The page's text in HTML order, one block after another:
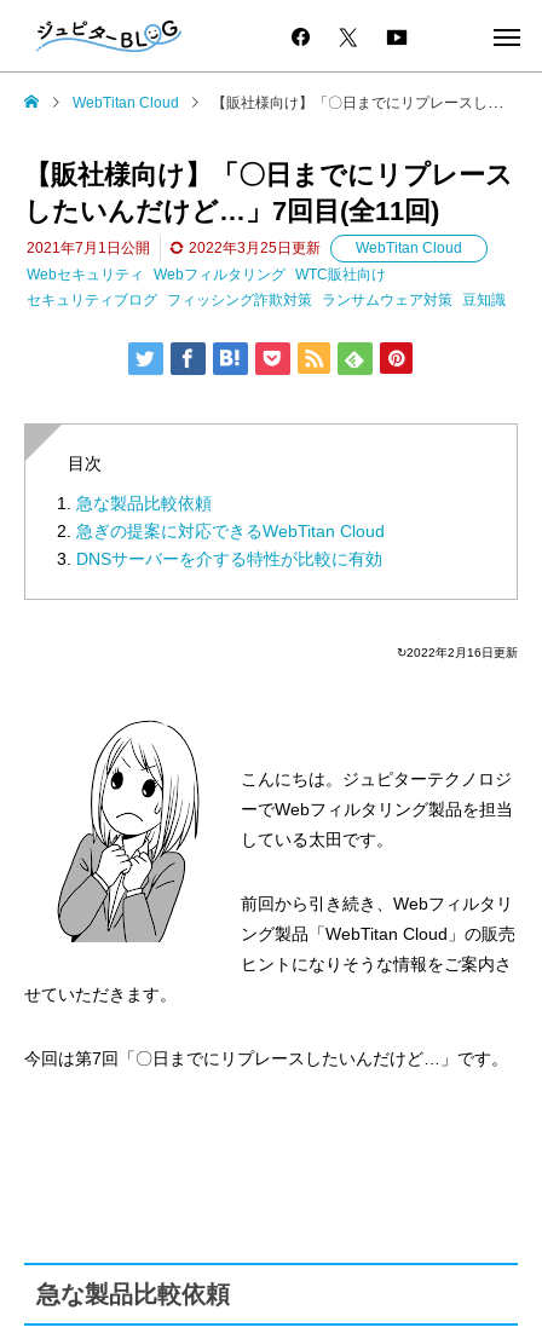
WebTitan Cloud 【販社様向け】「〇日までにリプレースしたいんだけど…」7回目(全11回)
【販社様向け】「〇日までにリプレース
したいんだけど…」7回目(全11回)
2021年7月1日 公開 2022年3月25日 更新
WebTitan Cloud
Webセキュリティ
Webフィルタリング WTC販社向け
セキュリティブログ
フィッシング詐欺対策 ランサムウェア対策 豆知識
目次
急な製品比較依頼
急ぎの提案に対応できるWebTitan Cloud
DNSサーバーを介する特性が比較に有効
↻2022年2月16日更新
こんにちは。ジュピターテクノロジ
ーでWebフィルタリング製品を担当
している太田です。
前回から引き続き、 Webフィルタリ
ング製品「WebTitan Cloud」の販売
ヒントになりそうな情報をご案内さ
せていただきます。
今回は第7回「〇日までにリプレースしたいんだけど…」です。
急な製品比較依頼